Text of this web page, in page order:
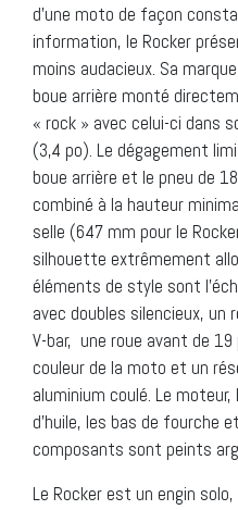
d’une moto de façon
information, le Rocker
moins audacieux. Sa
boue arrière monté
« rock » avec celui-ci dans
(3,4 po). Le dégagement
boue arrière et le pneu de
combiné à la hauteur
selle (647 mm pour le
silhouette extrêmement
éléments de style sont
avec doubles silencieux, un
V-bar, une roue avant de
couleur de la moto et un
aluminium coulé. Le
d’huile, les bas de fourche
composants sont peints
Le Rocker est un engin